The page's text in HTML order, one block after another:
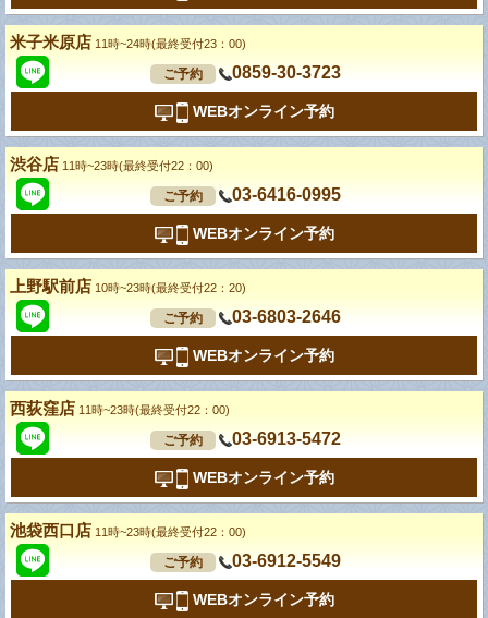
米子米原店 11時~24時(最終受付23：00)
ご予約 0859-30-3723
WEBオンライン予約
渋谷店 11時~23時(最終受付22：00)
ご予約 03-6416-0995
WEBオンライン予約
上野駅前店 10時~23時(最終受付22：20)
ご予約 03-6803-2646
WEBオンライン予約
西荻窪店 11時~23時(最終受付22：00)
ご予約 03-6913-5472
WEBオンライン予約
池袋西口店 11時~23時(最終受付22：00)
ご予約 03-6912-5549
WEBオンライン予約